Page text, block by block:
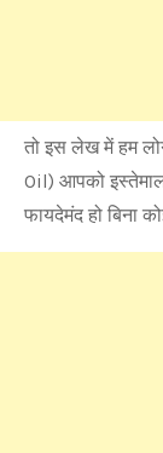
तो इस लेख में हम
Oil) आपको
फायदेमंद हो बिना